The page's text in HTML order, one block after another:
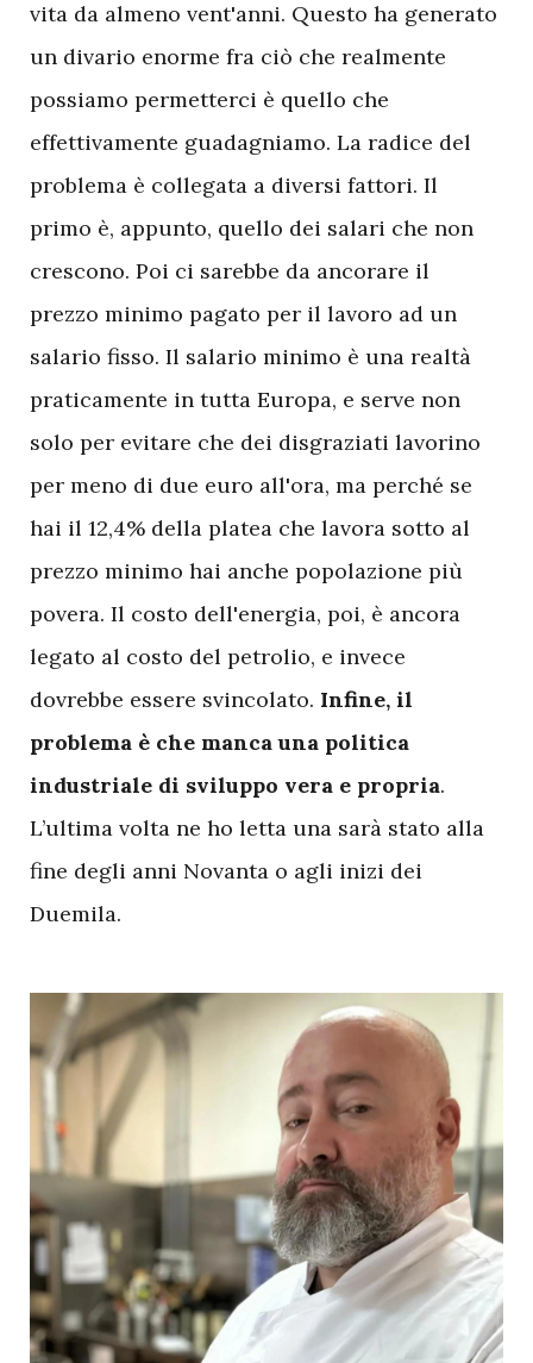
vita da almeno vent'anni. Questo ha generato
un divario enorme fra ciò che realmente
possiamo permetterci è quello che
effettivamente guadagniamo. La radice del
problema è collegata a diversi fattori. Il
primo è, appunto, quello dei salari che non
crescono. Poi ci sarebbe da ancorare il
prezzo minimo pagato per il lavoro ad un
salario fisso. Il salario minimo è una realtà
praticamente in tutta Europa, e serve non
solo per evitare che dei disgraziati lavorino
per meno di due euro all'ora, ma perché se
hai il 12,4% della platea che lavora sotto al
prezzo minimo hai anche popolazione più
povera. Il costo dell'energia, poi, è ancora
legato al costo del petrolio, e invece
dovrebbe essere svincolato. Infine, il
problema è che manca una politica
industriale di sviluppo vera e propria.
L’ultima volta ne ho letta una sarà stato alla
fine degli anni Novanta o agli inizi dei
Duemila.